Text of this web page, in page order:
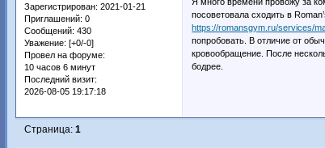
Зарегистрирован: 2021-01-21
Приглашений: 0
Сообщений: 430
Уважение: [+0/-0]
Провел на форуме:
10 часов 6 минут
Последний визит:
2026-08-05 19:17:18
посоветовала сходить в
https://romansgym.ru/services/
попробовать. В отличие от
кровообращение. После
бодрее.
Страница:1